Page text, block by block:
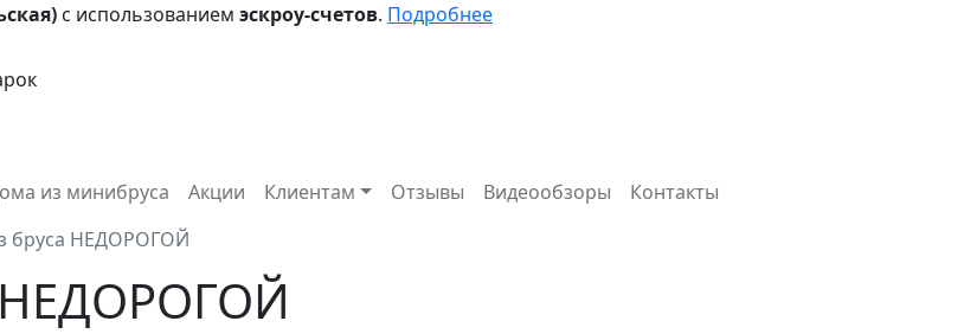
с использованием эскроу-счетов. Подробнее
из минибруса Акции Клиентам Отзывы Видеообзоры
Контакты
бруса НЕДОРОГОЙ
НЕДОРОГОЙ